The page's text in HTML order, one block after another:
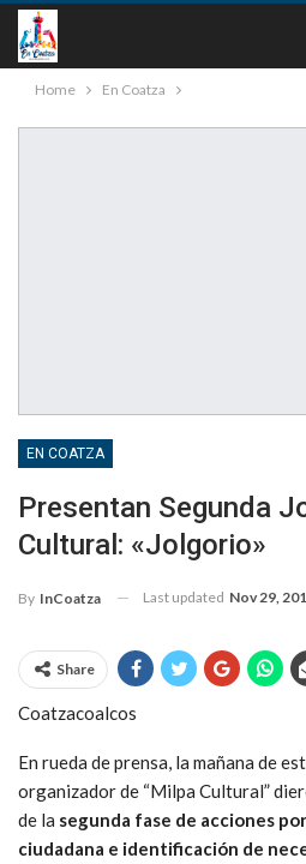
Home En Coatza
EN COATZA
Presentan Segunda
Cultural: «Jolgorio»
By InCoatza Last updated Nov 29,
Share
Coatzacoalcos
En rueda de prensa, la mañana de
organizador de “Milpa Cultural”
de la segunda fase de acciones
ciudadana e identificación de